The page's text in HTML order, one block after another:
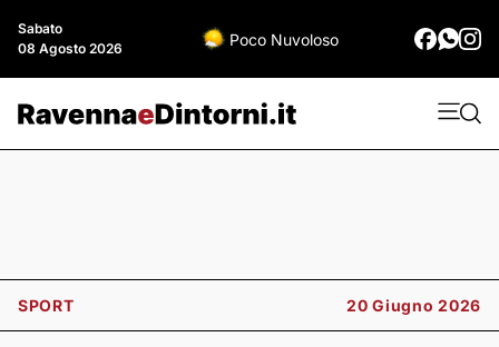
Sabato
08 Agosto 2026
Poco Nuvoloso
SPORT 20 Giugno 2026